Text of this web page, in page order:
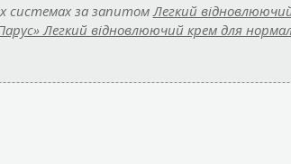
системах за запитом Легкий
Легкий відновлюючий крем для